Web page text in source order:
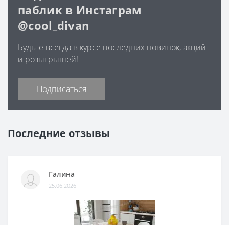
паблик в Инстаграм
@cool_divan
Будьте всегда в курсе последних новинок, акций
и розыгрышей!
Подписаться
Последние отзывы
Галина
25.06.2026